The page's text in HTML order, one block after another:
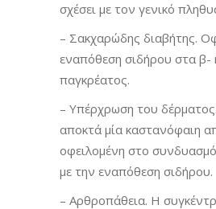
σχέσει με τον γενικό
– Σακχαρώδης διαβήτης.
εναπόθεση σιδήρου στα β-
παγκρέατος.
– Υπέρχρωση του
αποκτά μία καστανόφαιη
οφειλομένη στο
με την εναπόθεση σιδήρου.
– Αρθροπάθεια. Η